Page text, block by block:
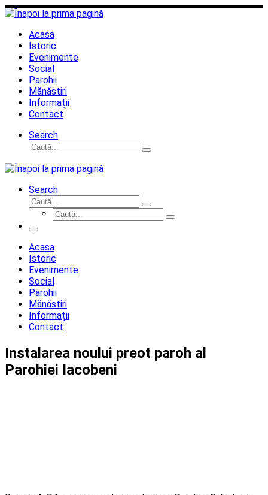
Sari
la
conținutAcasa
Istoric
Evenimente
Social
Parohii
Mănăstiri
Informații
Contact
Search
Căutare
Caută...
Search
Căutare
Caută...
Căutare
Caută...
Meniu
Acasa
Istoric
Evenimente
Social
Parohii
Mănăstiri
Informații
Contact
Instalarea noului preot paroh al
Parohiei Iacobeni